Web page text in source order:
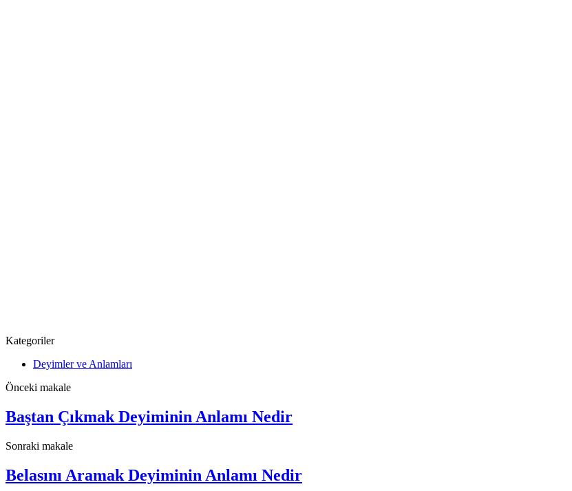
Kategoriler
Deyimler ve Anlamları
Önceki makale
Baştan Çıkmak Deyiminin Anlamı Nedir
Sonraki makale
Belasını Aramak Deyiminin Anlamı Nedir